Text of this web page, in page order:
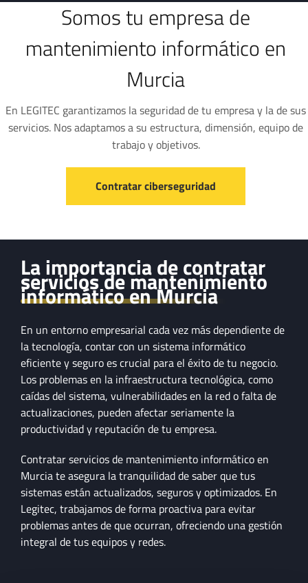
Somos tu empresa de
mantenimiento informático en
Murcia
En LEGITEC garantizamos la seguridad de tu empresa y la de sus
servicios. Nos adaptamos a su estructura, dimensión, equipo de
trabajo y objetivos.
Contratar ciberseguridad
La importancia de contratar
servicios de mantenimiento
informático en Murcia
En un entorno empresarial cada vez más dependiente de
la tecnología, contar con un sistema informático
eficiente y seguro es crucial para el éxito de tu negocio.
Los problemas en la infraestructura tecnológica, como
caídas del sistema, vulnerabilidades en la red o falta de
actualizaciones, pueden afectar seriamente la
productividad y reputación de tu empresa.
Contratar servicios de mantenimiento informático en
Murcia te asegura la tranquilidad de saber que tus
sistemas están actualizados, seguros y optimizados. En
Legitec, trabajamos de forma proactiva para evitar
problemas antes de que ocurran, ofreciendo una gestión
integral de tus equipos y redes.